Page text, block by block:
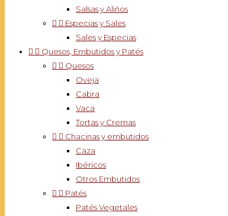
Salsas y Aliños
  Especias y Sales
Sales y Especias
  Quesos, Embutidos y Patés
  Quesos
Oveja
Cabra
Vaca
Tortas y Cremas
  Chacinas y embutidos
Caza
Ibéricos
Otros Embutidos
  Patés
Patés Vegetales